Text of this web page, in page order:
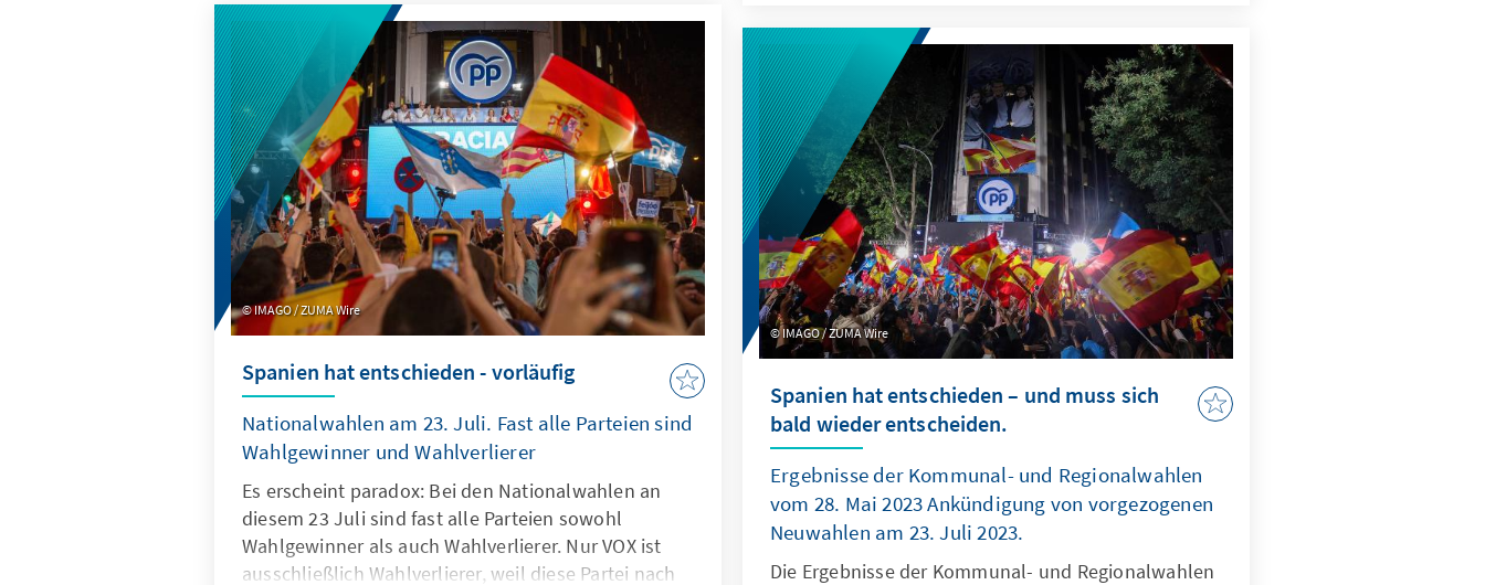
die ihr Ergebnis im Vergleich zu den Wahlen 2024
vervierfachen konnte. Weder das rechte noch das
linke Lager können eine Mehrheit auf sich vereinen.
Als derzeit wahrscheinlichste Option gilt die Bildung
einer Minderheitsregierung unter dem PSD-
Vorsitzenden Luis Montenegro.
IMAGO / ZUMA Wire
Spanien hat entschieden - vorläufig
Nationalwahlen am 23. Juli. Fast alle Parteien sind
Wahlgewinner und Wahlverlierer
Es erscheint paradox: Bei den Nationalwahlen an
diesem 23 Juli sind fast alle Parteien sowohl
Wahlgewinner als auch Wahlverlierer. Nur VOX ist
ausschließlich Wahlverlierer, weil diese Partei nach
IMAGO / ZUMA Wire
Spanien hat entschieden – und muss sich
bald wieder entscheiden.
Ergebnisse der Kommunal- und Regionalwahlen
vom 28. Mai 2023 Ankündigung von vorgezogenen
Neuwahlen am 23. Juli 2023.
Die Ergebnisse der Kommunal- und Regionalwahlen